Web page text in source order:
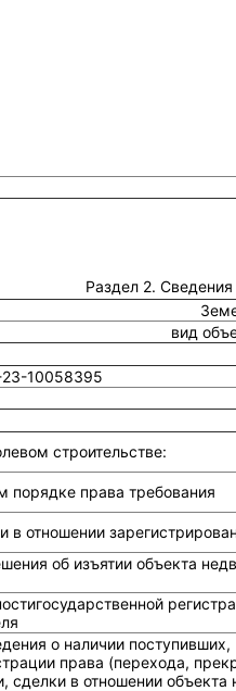
Раздел 2.
вид
10058395
строительстве:
порядке права требования
в отношении
об изъятии объекта
о наличии
права (перехода,
сделки в отношении